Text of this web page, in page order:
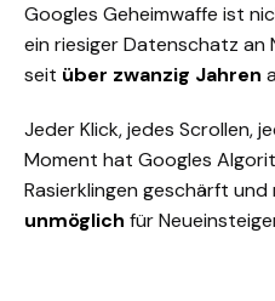
Googles Geheimwaffe ist
ein riesiger Datenschatz an
seit über zwanzig Jahren
Jeder Klick, jedes Scrollen,
Moment hat Googles
Rasierklingen geschärft
unmöglich für